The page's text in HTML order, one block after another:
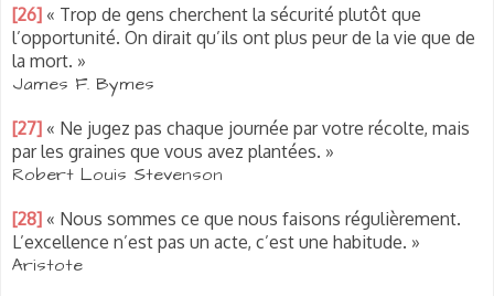
[26] « Trop de gens cherchent la sécurité plutôt que
l’opportunité. On dirait qu’ils ont plus peur de la vie que de
la mort. »
James F. Bymes
[27] « Ne jugez pas chaque journée par votre récolte, mais
par les graines que vous avez plantées. »
Robert Louis Stevenson
[28] « Nous sommes ce que nous faisons régulièrement.
L’excellence n’est pas un acte, c’est une habitude. »
Aristote